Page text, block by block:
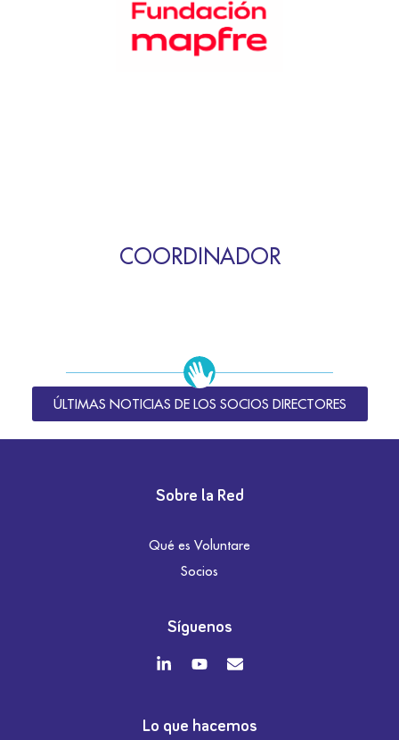
COORDINADOR
ÚLTIMAS NOTICIAS DE LOS SOCIOS DIRECTORES
Sobre la Red
Qué es Voluntare
Socios
Síguenos
Lo que hacemos